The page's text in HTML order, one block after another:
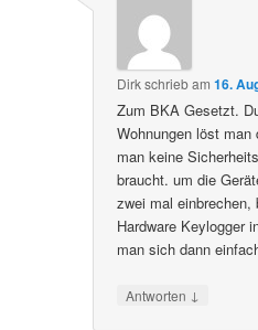
Dirkschriebam16.
Zum BKA Gesetzt.
Wohnungen löst
man keine
braucht. um die
zwei mal
Hardware Keylogger
man sich dann
Antworten ↓